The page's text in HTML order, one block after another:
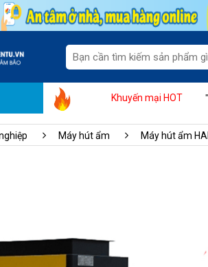
Khuyến mại HOT
khuyến mãi "Tháng vàng tri ân" "Sale
Máy hút ẩm Máy hút ẩm